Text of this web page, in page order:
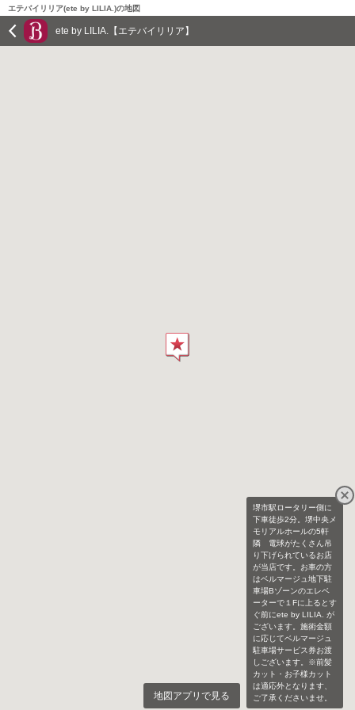
エテバイリリア(ete by LILIA.)の地図
ete by LILIA.【エテバイリリア】
堺市駅ロータリー側に
下車徒歩2分。堺中央メ
モリアルホールの5軒
隣 電球がたくさん吊
り下げられているお店
が当店です。お車の方
はベルマージュ地下駐
車場Bゾーンのエレベ
ーターで１Fに上るとす
ぐ前にete by LILIA. が
ございます。施術金額
に応じてベルマージュ
駐車場サービス券お渡
しございます。※前髪
カット・お子様カット
は適応外となります、
ご了承くださいませ。
地図アプリで見る